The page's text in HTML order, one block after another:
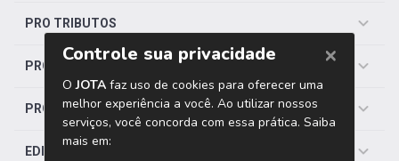
PRO TRIBUTOS
PRO TRABALHISTA
PRO SAÚDE
EDITORIAS